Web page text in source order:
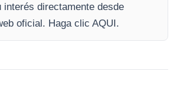
interés directamente desde
oficial. Haga clic AQUI.